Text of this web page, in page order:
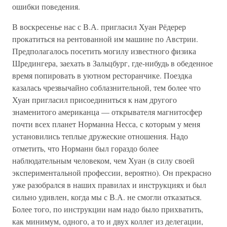
ошибки поведения.
В воскресенье нас с В.А. пригласил Хуан Рёдерер
прокатиться на рентованной им машине по Австрии.
Предполагалось посетить могилу известного физика
Шредингера, заехать в Зальцбург, где-нибудь в обеденное
время попировать в уютном ресторанчике. Поездка
казалась чрезвычайно соблазнительной, тем более что
Хуан пригласил присоединиться к нам другого
знаменитого американца — открывателя магнитосфер
почти всех планет Норманна Несса, с которым у меня
установились теплые дружеские отношения. Надо
отметить, что Норманн был гораздо более
наблюдательным человеком, чем Хуан (в силу своей
экспериментальной профессии, вероятно). Он прекрасно
уже разобрался в наших правилах и инструкциях и был
сильно удивлен, когда мы с В.А. не смогли отказаться.
Более того, по инструкции нам надо было прихватить,
как минимум, одного, а то и двух коллег из делегации,